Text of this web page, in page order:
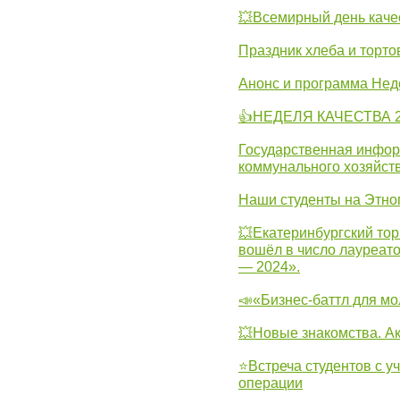
💥Всемирный день
Праздник хлеба и
Анонс и программа
👍НЕДЕЛЯ КАЧЕСТВА
Государственная
коммунального
Наши студенты на
💥Екатеринбургский
вошёл в число
— 2024».
📣«Бизнес-баттл для
💥Новые знакомства.
⭐Встреча студентов с
операции